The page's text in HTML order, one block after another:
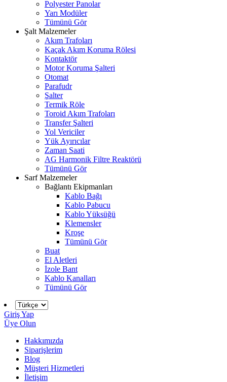
Polyester Panolar
Yarı Modüler
Tümünü Gör
Şalt Malzemeler
Akım Trafoları
Kaçak Akım Koruma Rölesi
Kontaktör
Motor Koruma Şalteri
Otomat
Parafudr
Şalter
Termik Röle
Toroid Akım Trafoları
Transfer Şalteri
Yol Vericiler
Yük Ayırıcılar
Zaman Saati
AG Harmonik Filtre Reaktörü
Tümünü Gör
Sarf Malzemeler
Bağlantı Ekipmanları
Kablo Bağı
Kablo Pabucu
Kablo Yüksüğü
Klemensler
Kroşe
Tümünü Gör
Buat
El Aletleri
İzole Bant
Kablo Kanalları
Tümünü Gör
Giriş Yap
Üye Olun
Hakkımızda
Siparişlerim
Blog
Müşteri Hizmetleri
İletişim